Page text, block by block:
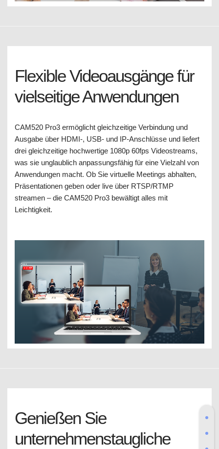
Flexible Videoausgänge für
vielseitige Anwendungen
CAM520 Pro3 ermöglicht gleichzeitige Verbindung und
Ausgabe über HDMI-, USB- und IP-Anschlüsse und liefert
drei gleichzeitige hochwertige 1080p 60fps Videostreams,
was sie unglaublich anpassungsfähig für eine Vielzahl von
Anwendungen macht. Ob Sie virtuelle Meetings abhalten,
Präsentationen geben oder live über RTSP/RTMP
streamen – die CAM520 Pro3 bewältigt alles mit
Leichtigkeit.
Genießen Sie
unternehmenstaugliche